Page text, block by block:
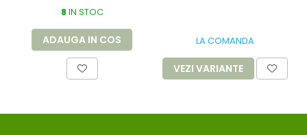
crom
8IN STOC
ADAUGA IN COS LA COMANDA
VEZI VARIANTE